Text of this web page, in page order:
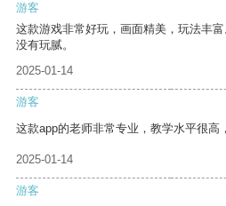
游客
这款游戏非常好玩，画面精美，玩法丰
没有玩腻。
2025-01-14
游客
这款app的老师非常专业，教学水平很高
2025-01-14
游客